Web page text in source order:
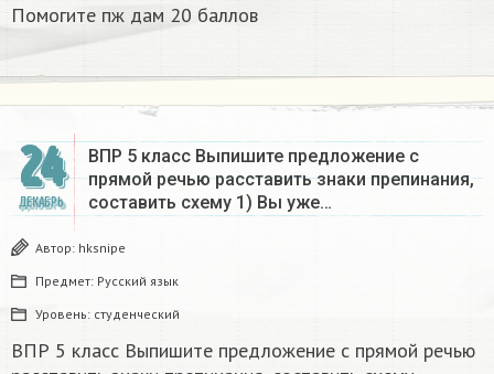
Помогите пж дам 20 баллов ​
24
ДЕКАБРЬ
ВПР 5 класс Выпишите предложение с
прямой речью расставить знаки препинания,
составить схему 1) Вы уже…
Автор: hksnipe
Предмет: Русский язык
Уровень: студенческий
ВПР 5 класс Выпишите предложение с прямой речью